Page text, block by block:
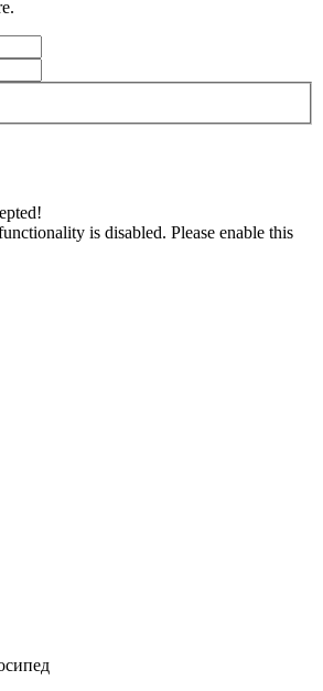
is disabled. Please enable this